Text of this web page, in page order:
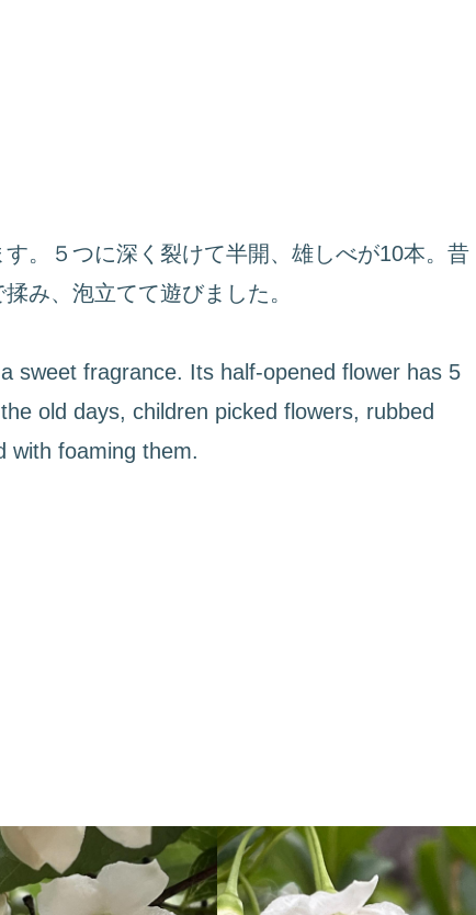
。５つに深く裂けて半開、雄しべが10本。昔
み、泡立てて遊びました。
sweet fragrance. Its half-opened flower has 5
old days, children picked flowers, rubbed
with foaming them.